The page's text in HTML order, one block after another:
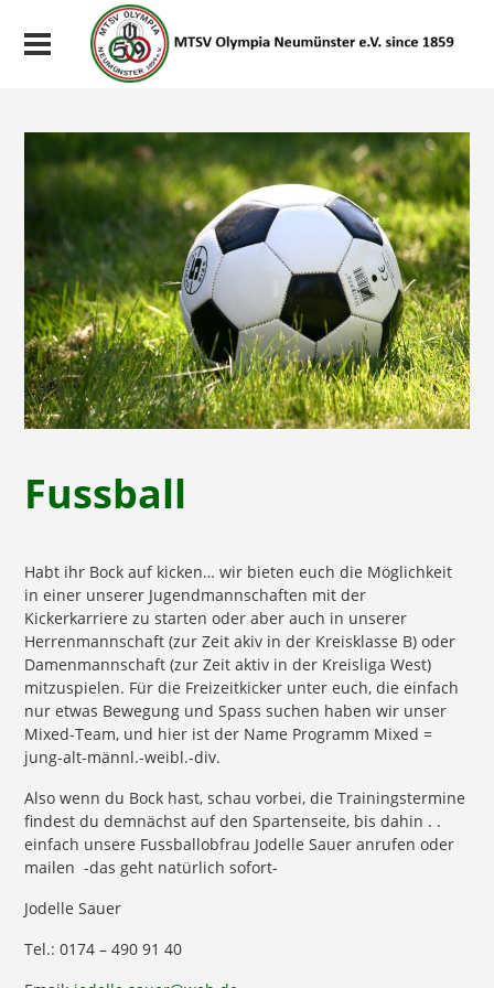
Fussball
Habt ihr Bock auf kicken… wir bieten euch die Möglichkeit
in einer unserer Jugendmannschaften mit der
Kickerkarriere zu starten oder aber auch in unserer
Herrenmannschaft (zur Zeit akiv in der Kreisklasse B) oder
Damenmannschaft (zur Zeit aktiv in der Kreisliga West)
mitzuspielen. Für die Freizeitkicker unter euch, die einfach
nur etwas Bewegung und Spass suchen haben wir unser
Mixed-Team, und hier ist der Name Programm Mixed =
jung-alt-männl.-weibl.-div.
Also wenn du Bock hast, schau vorbei, die Trainingstermine
findest du demnächst auf den Spartenseite, bis dahin . .
einfach unsere Fussballobfrau Jodelle Sauer anrufen oder
mailen -das geht natürlich sofort-
Jodelle Sauer
Tel.: 0174 – 490 91 40